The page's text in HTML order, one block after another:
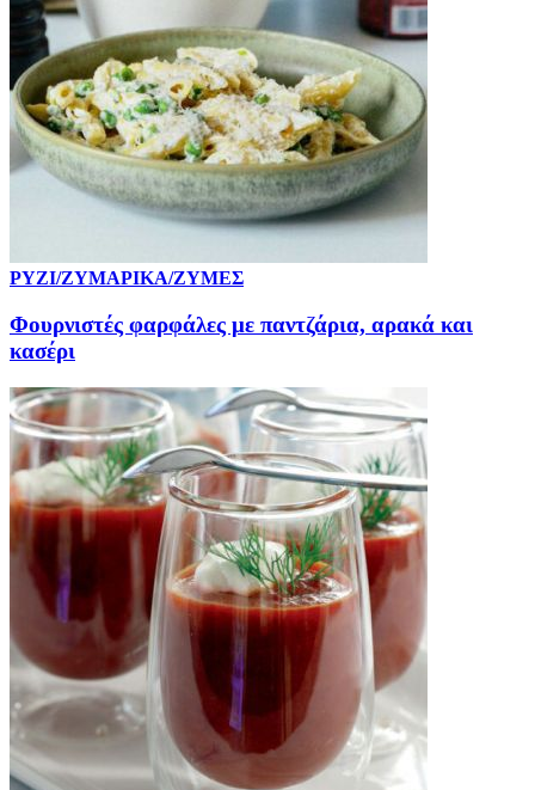
ΡΥΖΙ/ΖΥΜΑΡΙΚΑ/ΖΥΜΕΣ
Φουρνιστές φαρφάλες με παντζάρια, αρακά και
κασέρι